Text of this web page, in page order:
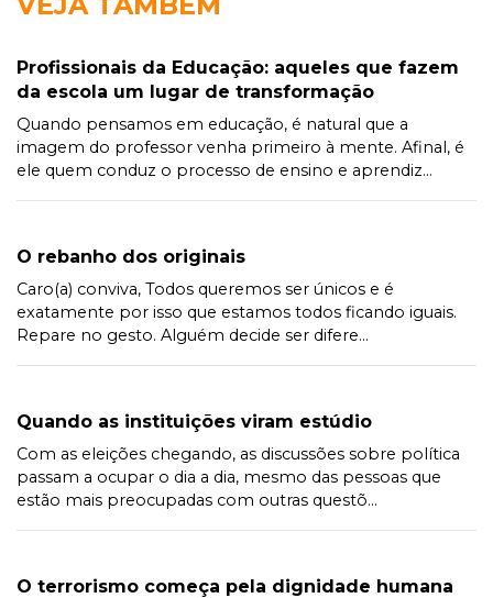
Profissionais da Educação: aqueles que fazem
da escola um lugar de transformação
Quando pensamos em educação, é natural que a
imagem do professor venha primeiro à mente. Afinal, é
ele quem conduz o processo de ensino e aprendiz...
O rebanho dos originais
Caro(a) conviva, Todos queremos ser únicos e é
exatamente por isso que estamos todos ficando iguais.
Repare no gesto. Alguém decide ser difere...
Quando as instituições viram estúdio
Com as eleições chegando, as discussões sobre política
passam a ocupar o dia a dia, mesmo das pessoas que
estão mais preocupadas com outras questõ...
O terrorismo começa pela dignidade humana